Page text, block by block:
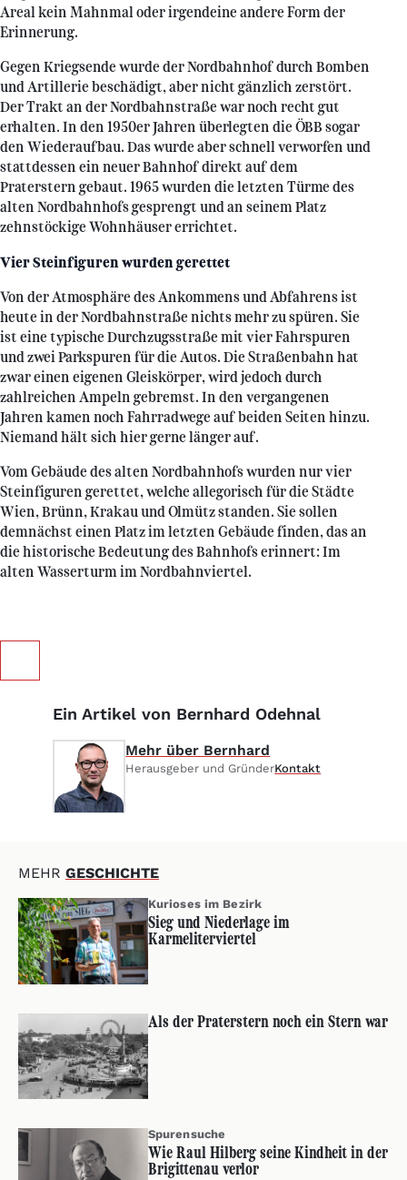
Areal kein Mahnmal oder irgendeine andere Form der
Erinnerung.
Gegen Kriegsende wurde der Nordbahnhof durch Bomben
und Artillerie beschädigt, aber nicht gänzlich zerstört.
Der Trakt an der Nordbahnstraße war noch recht gut
erhalten. In den 1950er Jahren überlegten die ÖBB sogar
den Wiederaufbau. Das wurde aber schnell verworfen und
stattdessen ein neuer Bahnhof direkt auf dem
Praterstern gebaut. 1965 wurden die letzten Türme des
alten Nordbahnhofs gesprengt und an seinem Platz
zehnstöckige Wohnhäuser errichtet.
Vier Steinfiguren wurden gerettet
Von der Atmosphäre des Ankommens und Abfahrens ist
heute in der Nordbahnstraße nichts mehr zu spüren. Sie
ist eine typische Durchzugsstraße mit vier Fahrspuren
und zwei Parkspuren für die Autos. Die Straßenbahn hat
zwar einen eigenen Gleiskörper, wird jedoch durch
zahlreichen Ampeln gebremst. In den vergangenen
Jahren kamen noch Fahrradwege auf beiden Seiten hinzu.
Niemand hält sich hier gerne länger auf.
Vom Gebäude des alten Nordbahnhofs wurden nur vier
Steinfiguren gerettet, welche allegorisch für die Städte
Wien, Brünn, Krakau und Olmütz standen. Sie sollen
demnächst einen Platz im letzten Gebäude finden, das an
die historische Bedeutung des Bahnhofs erinnert: Im
alten Wasserturm im Nordbahnviertel.
Ein Artikel von Bernhard Odehnal
Mehr über Bernhard
Herausgeber und GründerKontakt
MEHR GESCHICHTE
Kurioses im Bezirk
Sieg und Niederlage im
Karmeliterviertel
Als der Praterstern noch ein Stern war
Spurensuche
Wie Raul Hilberg seine Kindheit in der
Brigittenau verlor